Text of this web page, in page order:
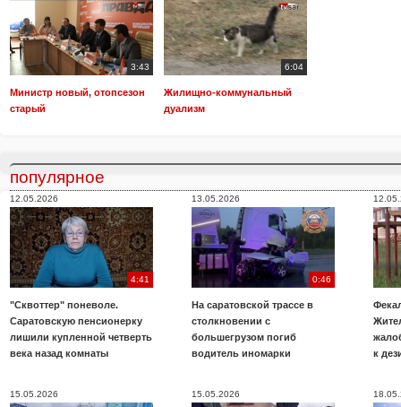
3:43
Министр новый, отопсезон
старый
6:04
Жилищно-коммунальный
дуализм
популярное
12.05.2026
4:41
"Сквоттер" поневоле.
Саратовскую пенсионерку
лишили купленной четверть
века назад комнаты
13.05.2026
0:46
На саратовской трассе в
столкновении с
большегрузом погиб
водитель иномарки
к
15.05.2026 15.05.2026